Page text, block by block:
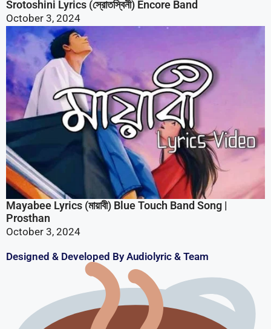
Srotoshini Lyrics (স্রোতস্বিনী) Encore Band
October 3, 2024
Mayabee Lyrics (মায়াবী) Blue Touch Band Song |
Prosthan
October 3, 2024
Designed & Developed By Audiolyric & Team